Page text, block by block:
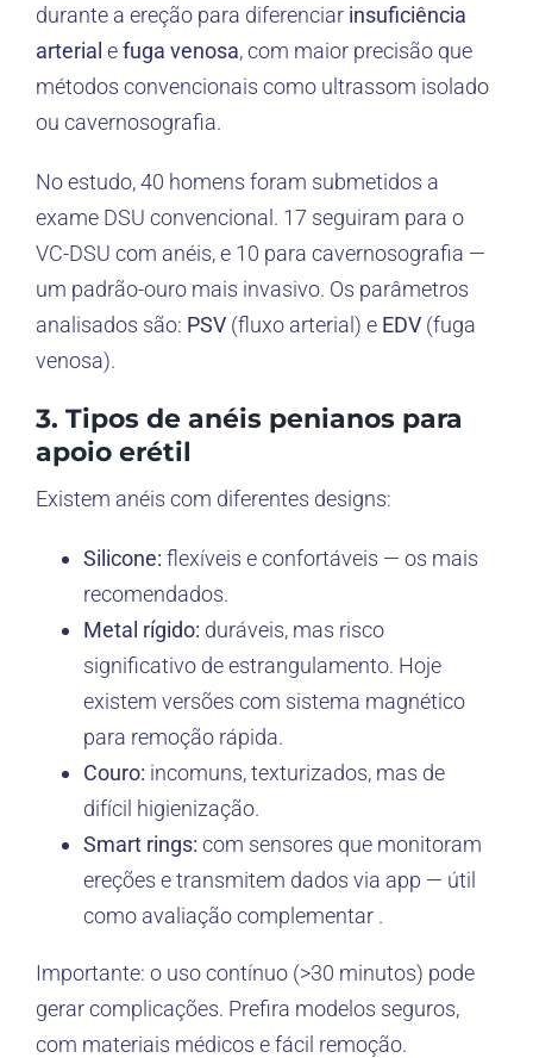
durante a ereção para diferenciar insuficiência
arterial efuga venosa, com maior precisão que
métodos convencionais como ultrassom isolado
ou cavernosografia.
No estudo, 40 homens foram submetidos a
exame DSU convencional. 17 seguiram para o
VC-DSU com anéis, e 10 para cavernosografia —
um padrão-ouro mais invasivo. Os parâmetros
analisados são: PSV(fluxo arterial) e EDV(fuga
venosa).
3. Tipos de anéis penianos para
apoio erétil
Existem anéis com diferentes designs:
Silicone: flexíveis e confortáveis — os mais
recomendados.
Metal rígido: duráveis, mas risco
significativo de estrangulamento. Hoje
existem versões com sistema magnético
para remoção rápida.
Couro: incomuns, texturizados, mas de
difícil higienização.
Smart rings: com sensores que monitoram
ereções e transmitem dados via app — útil
como avaliação complementar .
Importante: o uso contínuo (>30 minutos) pode
gerar complicações. Prefira modelos seguros,
com materiais médicos e fácil remoção.